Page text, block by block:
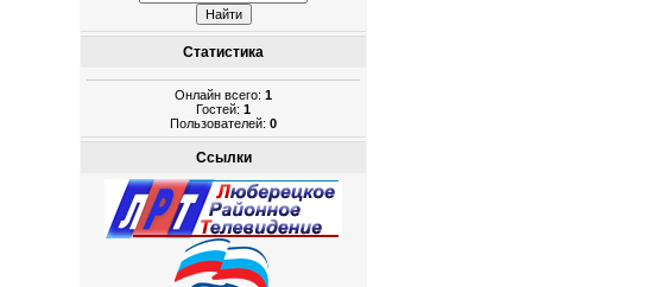
Статистика
Онлайн всего:1
Гостей:1
Пользователей:0
Ссылки